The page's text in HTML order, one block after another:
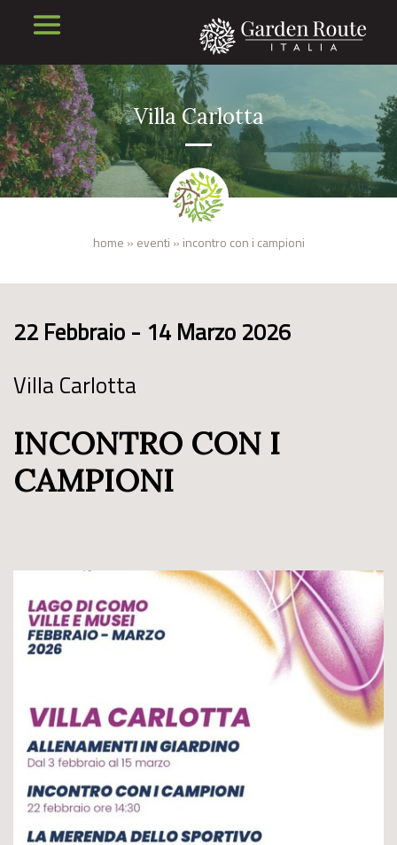
Villa Carlotta
home » eventi » incontro con i campioni
22 Febbraio - 14 Marzo 2026
Villa Carlotta
INCONTRO CON I
CAMPIONI